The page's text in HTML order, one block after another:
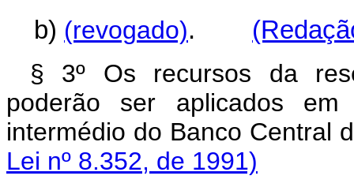
b) (revogado).
§ 3º Os recursos da
poderão ser aplicados
intermédio do Banco
Lei nº 8.352, de 1991)